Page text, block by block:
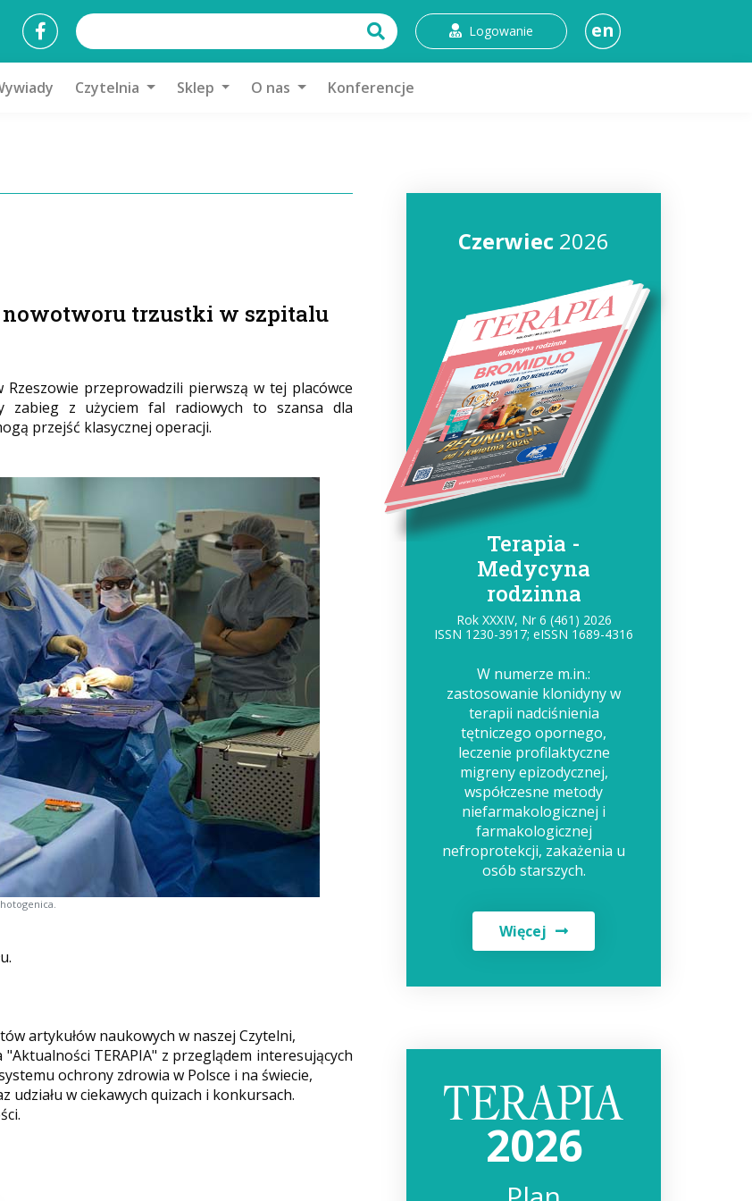
Logowanie en
Czytelnia Sklep O nas Konferencje
nowotworu trzustki w szpitalu
przeprowadzili pierwszą w tej placówce
zabieg z użyciem fal radiowych to szansa dla
przejść klasycznej operacji.
artykułów naukowych w naszej Czytelni,
TERAPIA" z przeglądem interesujących
ochrony zdrowia w Polsce i na świecie,
w ciekawych quizach i konkursach.
Czerwiec 2026
Terapia -
Medycyna
rodzinna
Rok XXXIV, Nr 6 (461) 2026
ISSN 1230-3917; eISSN 1689-4316
W numerze m.in.:
zastosowanie klonidyny w
terapii nadciśnienia
tętniczego opornego,
leczenie profilaktyczne
migreny epizodycznej,
współczesne metody
niefarmakologicznej i
farmakologicznej
nefroprotekcji, zakażenia u
osób starszych.
Więcej
2026